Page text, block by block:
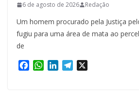
6 de agosto de 2026 Redação
Um homem procurado pela Justiça
fugiu para uma área de mata ao
de
W